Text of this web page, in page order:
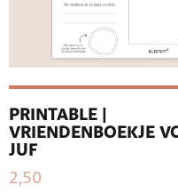
PRINTABLE |
VRIENDENBOEKJE
JUF
2,50